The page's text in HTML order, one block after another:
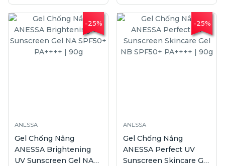
-25%
ANESSA
Gel Chống Nắng
ANESSA Brightening
UV Sunscreen Gel NA
-25%
ANESSA
Gel Chống Nắng
ANESSA Perfect UV
Sunscreen Skincare Gel